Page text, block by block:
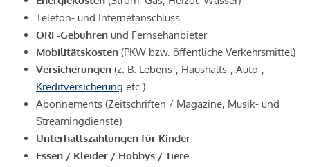
Telefon- und Internetanschluss
ORF-Gebühren und Fernsehanbieter
Mobilitätskosten (PKW bzw. öffentliche Verkehrsmittel)
Versicherungen (z. B. Lebens-, Haushalts-, Auto-,
Kreditversicherung etc.)
Abonnements (Zeitschriften / Magazine, Musik- und
Streamingdienste)
Unterhaltszahlungen für Kinder
Essen / Kleider / Hobbys / Tiere.